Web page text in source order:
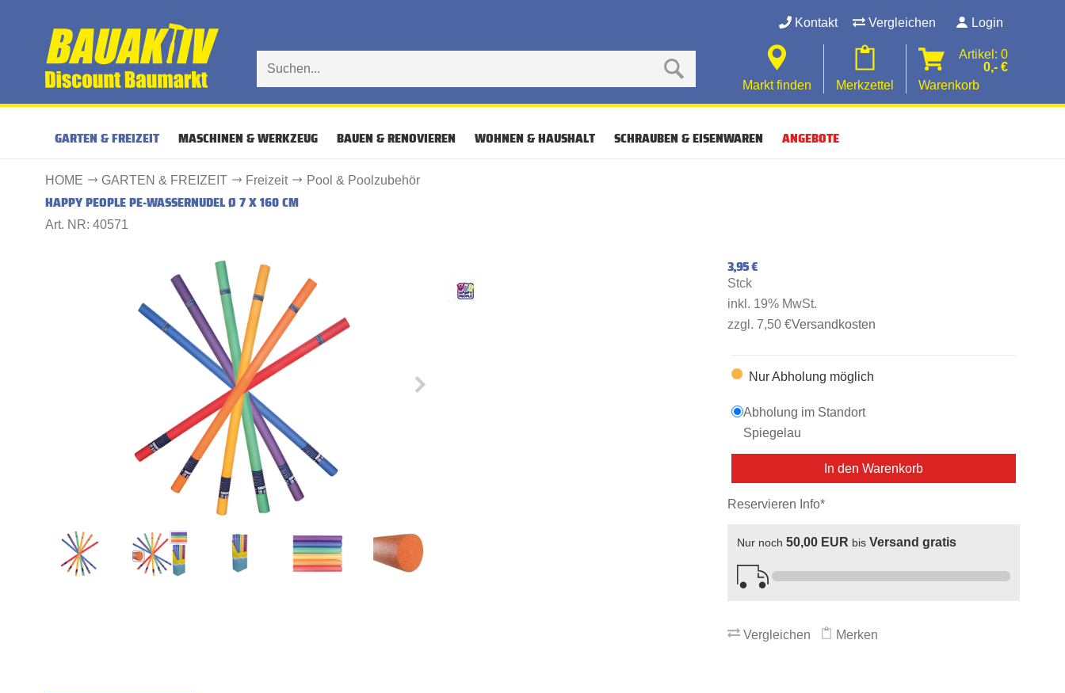
Kontakt Vergleichen Login
Markt finden Merkzettel
Artikel: 0
0,- €
Warenkorb
GARTEN & FREIZEIT MASCHINEN & WERKZEUG BAUEN & RENOVIEREN WOHNEN & HAUSHALT SCHRAUBEN & EISENWAREN ANGEBOTE
HOME GARTEN & FREIZEIT Freizeit Pool & Poolzubehör
HAPPY PEOPLE PE-WASSERNUDEL Ø 7 X 160 CM
Art. NR: 40571
3,95 €
Stck
inkl. 19% MwSt.
zzgl. 7,50 €Versandkosten
Nur Abholung möglich
Abholung im Standort
Spiegelau
In den Warenkorb
Reservieren Info*
Nur noch 50,00 EUR bis Versand gratis
Vergleichen Merken